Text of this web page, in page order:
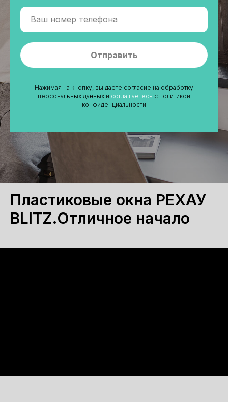
Отправить
Нажимая на кнопку, вы даете согласие на обработку
персональных данных и соглашаетесь c политикой
конфиденциальности
Пластиковые окна РЕХАУ
BLITZ.Отличное начало